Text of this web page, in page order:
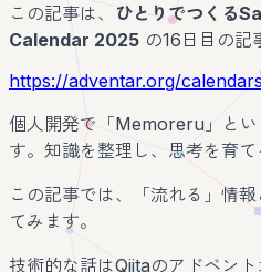
この記事は、ひとりでつくる
Calendar 2025 の16日目の記
https://adventar.org/
個人開発で「Memoreru」とい
す。知識を整理し、思考を育て
この記事では、「流れる」情
てみます。
技術的な話はQiitaのアドベント